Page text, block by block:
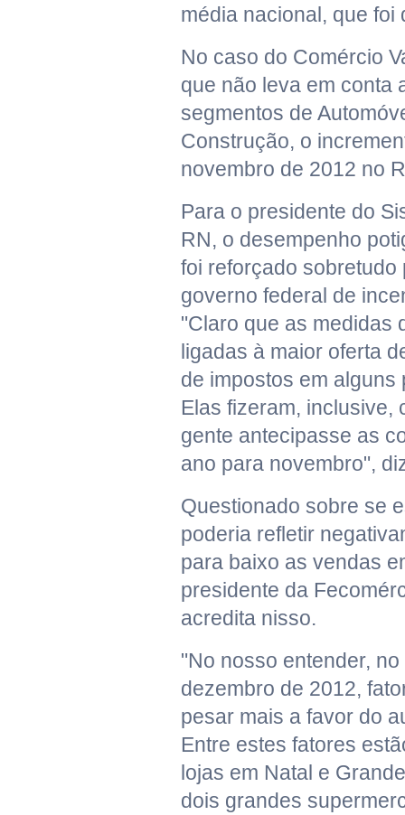
média nacional, que foi
No caso do Comércio
que não leva em conta
segmentos de
Construção, o
novembro de 2012 no
Para o presidente do
RN, o desempenho
foi reforçado sobretudo
governo federal de
"Claro que as medidas
ligadas à maior oferta
de impostos em alguns
Elas fizeram, inclusive,
gente antecipasse as
ano para novembro",
Questionado sobre se
poderia refletir
para baixo as vendas
presidente da
acredita nisso.
"No nosso entender,
dezembro de 2012,
pesar mais a favor do
Entre estes fatores
lojas em Natal e
dois grandes